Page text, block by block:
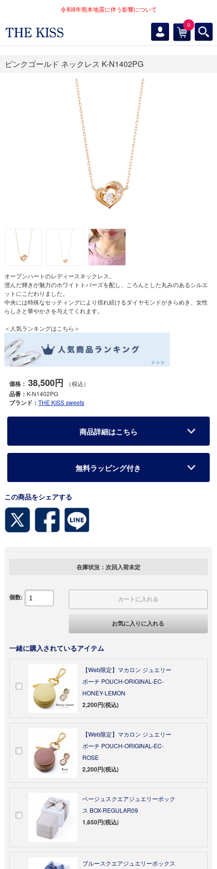
令和8年熊本地震に伴う影響について
0
ピンクゴールド ネックレス K-N1402PG
オープンハートのレディースネックレス。
澄んだ輝きが魅力のホワイトトパーズを配し、ころんとした丸みのあるシルエ
ットにこだわりました。
中央には特殊なセッティングにより揺れ続けるダイヤモンドがきらめき、女性
らしさと華やかさを与えてくれます。
＜人気ランキングはこちら＞
価格： 38,500円 （税込）
品番： K-N1402PG
ブランド： THE KISS sweets
商品詳細はこちら
無料ラッピング付き
この商品をシェアする
在庫状況：次回入荷未定
個数: カートに入れる
お気に入りに入れる
一緒に購入されているアイテム
【Web限定】マカロン ジュエリー
ポーチ POUCH-ORIGINAL-EC-
HONEY-LEMON
2,200円(税込)
【Web限定】マカロン ジュエリー
ポーチ POUCH-ORIGINAL-EC-
ROSE
2,200円(税込)
ベージュスクエアジュエリーボック
ス BOX-REGULAR09
1,650円(税込)
ブルースクエアジュエリーボックス